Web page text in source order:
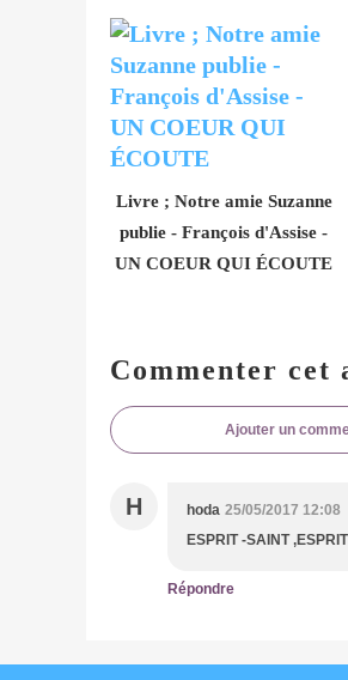
Livre ; Notre amie Suzanne
publie - François d'Assise -
UN COEUR QUI ÉCOUTE
Commenter cet
Ajouter un
H hoda 25/05/2017 12:08
ESPRIT -SAINT
Répondre